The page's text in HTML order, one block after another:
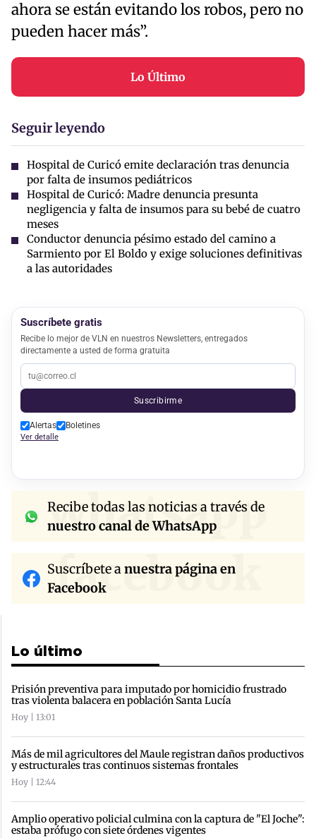
ahora se están evitando los robos, pero no
pueden hacer más”.
Lo Último
Seguir leyendo
Hospital de Curicó emite declaración tras denuncia
por falta de insumos pediátricos
Hospital de Curicó: Madre denuncia presunta
negligencia y falta de insumos para su bebé de cuatro
meses
Conductor denuncia pésimo estado del camino a
Sarmiento por El Boldo y exige soluciones definitivas
a las autoridades
Suscríbete gratis
Recibe lo mejor de VLN en nuestros Newsletters, entregados
directamente a usted de forma gratuita
Suscribirme
Alertas Boletines
Ver detalle
whatsapp
Recibe todas las noticias a través de
nuestro canal de WhatsApp
facebook
Suscríbete anuestra página en
Facebook
Lo último
Prisión preventiva para imputado por homicidio frustrado
tras violenta balacera en población Santa Lucía
Hoy | 13:01
Más de mil agricultores del Maule registran daños productivos
y estructurales tras continuos sistemas frontales
Hoy | 12:44
Amplio operativo policial culmina con la captura de "El Joche":
estaba prófugo con siete órdenes vigentes